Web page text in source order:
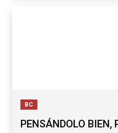
BC
PENSÁNDOLO BIEN,